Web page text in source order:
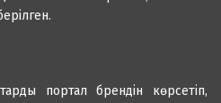
портал брендін көрсетіп,